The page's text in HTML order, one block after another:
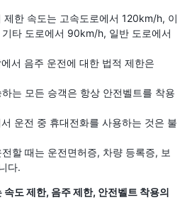
한 속도는 고속도로에서 120km/h, 이
타 도로에서 90km/h, 일반 도로에서
서 음주 운전에 대한 법적 제한은
는 모든 승객은 항상 안전벨트를 착용
운전 중 휴대전화를 사용하는 것은 불
할 때는 운전면허증, 차량 등록증, 보
다.
속도 제한, 음주 제한, 안전벨트 착용의